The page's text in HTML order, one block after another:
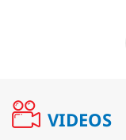
VIDEOS